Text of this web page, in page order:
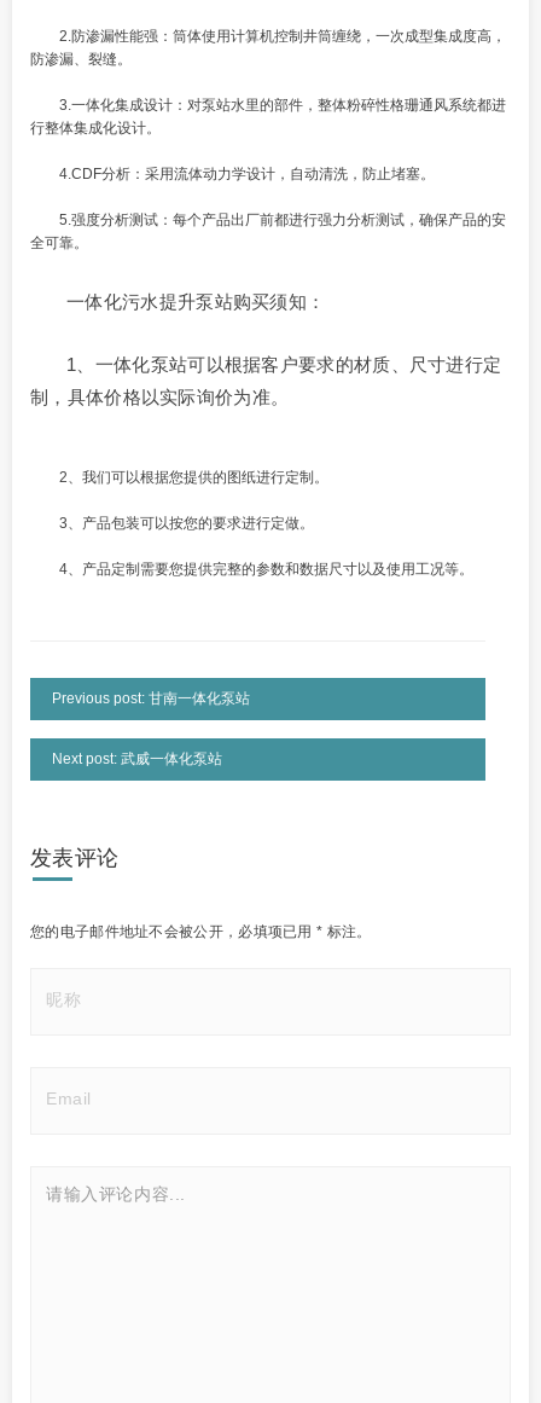
2.防渗漏性能强：筒体使用计算机控制井筒缠绕，一次成型集成度高，
防渗漏、裂缝。
3.一体化集成设计：对泵站水里的部件，整体粉碎性格珊通风系统都进
行整体集成化设计。
4.CDF分析：采用流体动力学设计，自动清洗，防止堵塞。
5.强度分析测试：每个产品出厂前都进行强力分析测试，确保产品的安
全可靠。
一体化污水提升泵站购买须知：
1、一体化泵站可以根据客户要求的材质、尺寸进行定
制，具体价格以实际询价为准。
2、我们可以根据您提供的图纸进行定制。
3、产品包装可以按您的要求进行定做。
4、产品定制需要您提供完整的参数和数据尺寸以及使用工况等。
Previous post: 甘南一体化泵站
Next post: 武威一体化泵站
发表评论
您的电子邮件地址不会被公开， 必填项已用* 标注。